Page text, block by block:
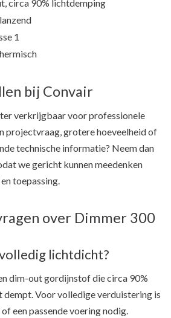
circa 90% lichtdemping
1
bij Convair
verkrijgbaar voor professionele
projectvraag, grotere hoeveelheid of
technische informatie? Neem dan
we gericht kunnen meedenken
toepassing.
over Dimmer 300
lichtdicht?
dim-out gordijnstof die circa 90%
dempt. Voor volledige verduistering is
een passende voering nodig.